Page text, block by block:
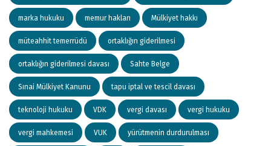
marka hukuku memur hakları Mülkiyet hakkı
müteahhit temerrüdü ortaklığın giderilmesi
ortaklığın giderilmesi davası Sahte Belge
Sınai Mülkiyet Kanunu tapu iptal ve tescil davası
teknoloji hukuku VDK vergi davası vergi hukuku
vergi mahkemesi VUK yürütmenin durdurulması